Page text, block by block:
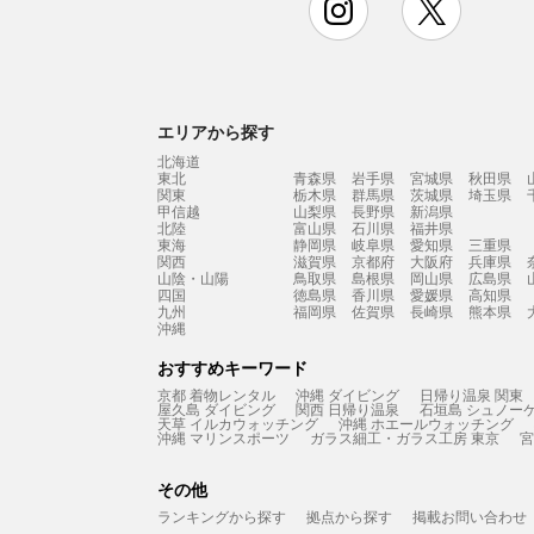
エリアから探す
北海道
東北
青森県 岩手県 宮城県 秋田県
関東
栃木県 群馬県 茨城県 埼玉県
甲信越
山梨県 長野県
新潟県
北陸
富山県 石川県
福井県
東海
静岡県 岐阜県 愛知県
三重県
関西
滋賀県 京都府 大阪府 兵庫県
山陰・山陽
鳥取県 島根県 岡山県 広島県
四国
徳島県 香川県 愛媛県
高知県
九州
福岡県 佐賀県 長崎県 熊本県
沖縄
おすすめキーワード
京都 着物レンタル 沖縄 ダイビング 日帰り温泉 関東
屋久島 ダイビング 関西 日帰り温泉 石垣島 シュノー
天草 イルカウォッチング 沖縄 ホエールウォッチング
沖縄 マリンスポーツ ガラス細工・ガラス工房 東京
その他
ランキングから探す 拠点から探す 掲載お問い合わせ